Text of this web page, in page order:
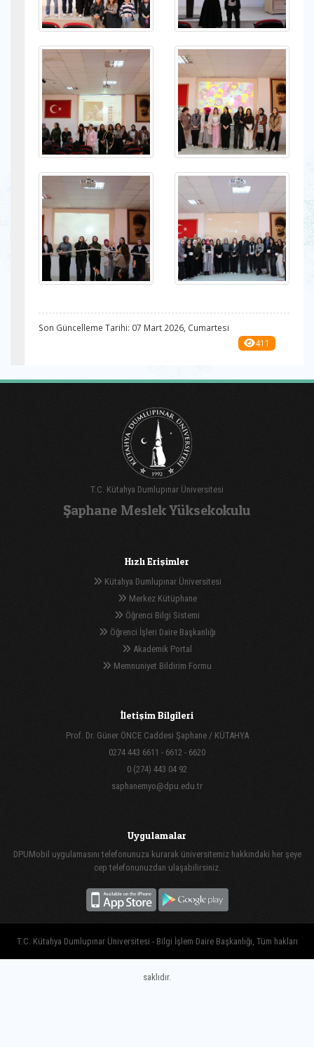
Son Güncelleme Tarihi: 07 Mart 2026, Cumartesi
411
T.C. Kütahya Dumlupınar Üniversitesi
Şaphane Meslek Yüksekokulu
Hızlı Erişimler
Kütahya Dumlupınar Üniversitesi
Merkez Kütüphane
Öğrenci Bilgi Sistemi
Öğrenci İşleri Daire Başkanlığı
Akademik Portal
Memnuniyet Bildirim Formu
İletişim Bilgileri
Prof. Dr. Güner ÖNCE Caddesi Şaphane / KÜTAHYA
0274 443 6611 - 6612 - 6620
0 (274) 443 04 92
saphanemyo@dpu.edu.tr
Uygulamalar
DPUMobil uygulamasını telefonunuza kurarak üniversitemiz hakkındaki her şeye
cep telefonunuzdan ulaşabilirsiniz.
T.C. Kütahya Dumlupınar Üniversitesi - Bilgi İşlem Daire Başkanlığı, Tüm hakları
saklıdır.